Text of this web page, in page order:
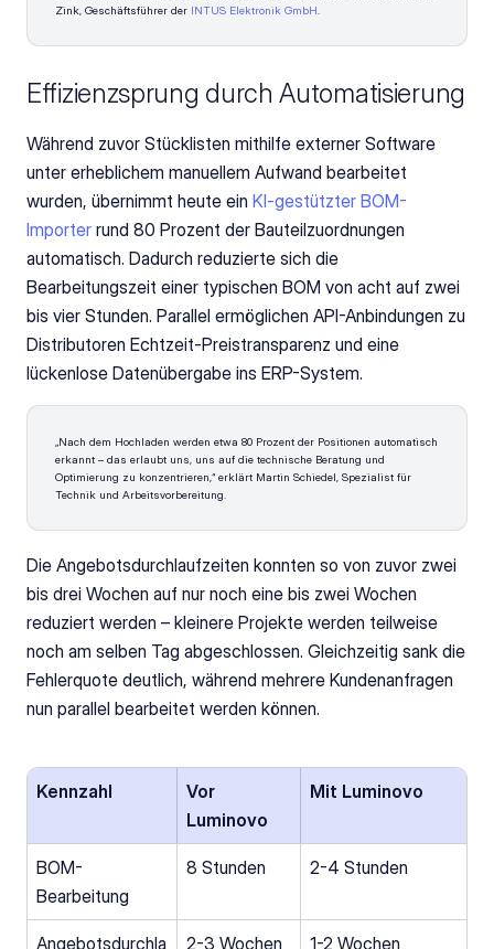
Zink, Geschäftsführer der INTUS Elektronik GmbH
Effizienzsprung durch Automatisierung
Während zuvor Stücklisten mithilfe externer Software
unter erheblichem manuellem Aufwand bearbeitet
wurden, übernimmt heute ein KI-gestützter BOM-
Importer rund 80 Prozent der Bauteilzuordnungen
automatisch. Dadurch reduzierte sich die
Bearbeitungszeit einer typischen BOM von acht auf zwei
bis vier Stunden. Parallel ermöglichen API-Anbindungen zu
Distributoren Echtzeit-Preistransparenz und eine
lückenlose Datenübergabe ins ERP-System.
„Nach dem Hochladen werden etwa 80 Prozent der Positionen automatisch
erkannt – das erlaubt uns, uns auf die technische Beratung und
Optimierung zu konzentrieren,“ erklärt Martin Schiedel, Spezialist für
Technik und Arbeitsvorbereitung.
Die Angebotsdurchlaufzeiten konnten so von zuvor zwei
bis drei Wochen auf nur noch eine bis zwei Wochen
reduziert werden – kleinere Projekte werden teilweise
noch am selben Tag abgeschlossen. Gleichzeitig sank die
Fehlerquote deutlich, während mehrere Kundenanfragen
nun parallel bearbeitet werden können.
Kennzahl
Vor
Luminovo
Mit Luminovo
BOM-
Bearbeitung
8 Stunden 2-4 Stunden
Angebotsdurchla 2-3 Wochen 1-2 Wochen